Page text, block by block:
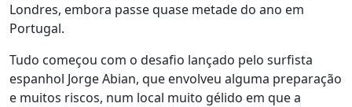
Londres, embora passe quase metade do ano em
Portugal.
Tudo começou com o desafio lançado pelo surfista
espanhol Jorge Abian, que envolveu alguma preparação
e muitos riscos, num local muito gélido em que a